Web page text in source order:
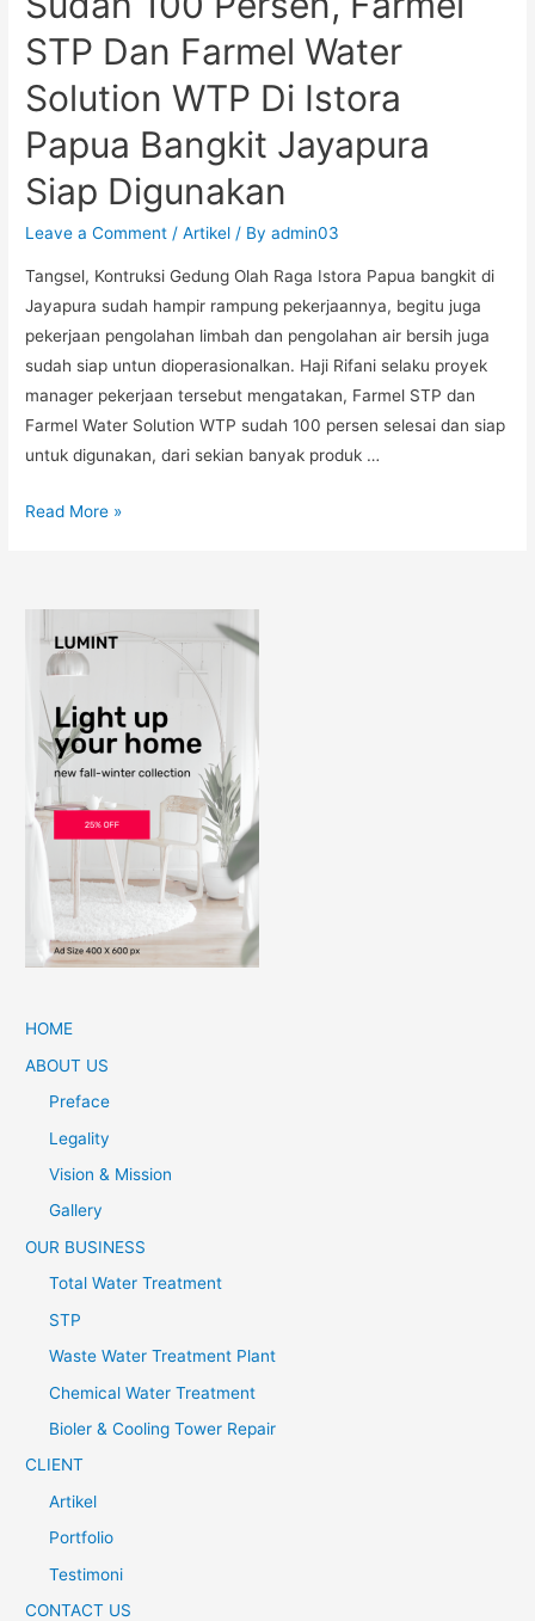
STP Dan Farmel Water
Solution WTP Di Istora
Papua Bangkit Jayapura
Siap Digunakan
Leave a Comment /Artikel / Byadmin03
Tangsel, Kontruksi Gedung Olah Raga Istora Papua bangkit di
Jayapura sudah hampir rampung pekerjaannya, begitu juga
pekerjaan pengolahan limbah dan pengolahan air bersih juga
sudah siap untun dioperasionalkan. Haji Rifani selaku proyek
manager pekerjaan tersebut mengatakan, Farmel STP dan
Farmel Water Solution WTP sudah 100 persen selesai dan siap
untuk digunakan, dari sekian banyak produk …
Read More »
HOME
ABOUT US
Preface
Legality
Vision & Mission
Gallery
OUR BUSINESS
Total Water Treatment
STP
Waste Water Treatment Plant
Chemical Water Treatment
Bioler & Cooling Tower Repair
CLIENT
Artikel
Portfolio
Testimoni
CONTACT US